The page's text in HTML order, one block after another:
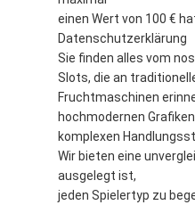
einen Wert von 100 €
Datenschutzerklärung
Sie finden alles vom
Slots, die an
Fruchtmaschinen
hochmodernen
komplexen
Wir bieten eine
ausgelegt ist,
jeden Spielertyp zu